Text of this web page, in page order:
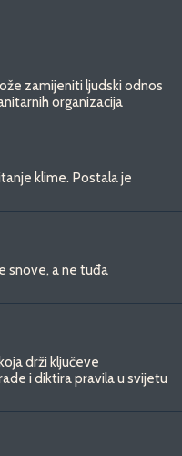
zamijeniti ljudski odnos
organizacija
klime. Postala je
snove, a ne tuđa
drži ključeve
i diktira pravila u svijetu